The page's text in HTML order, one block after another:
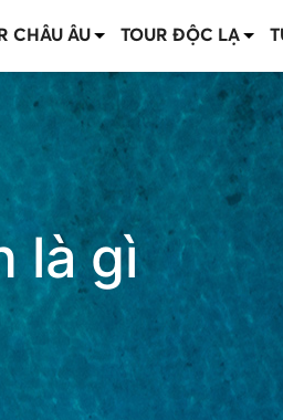
CHÂU ÂU TOUR ĐỘC LẠ
là gì